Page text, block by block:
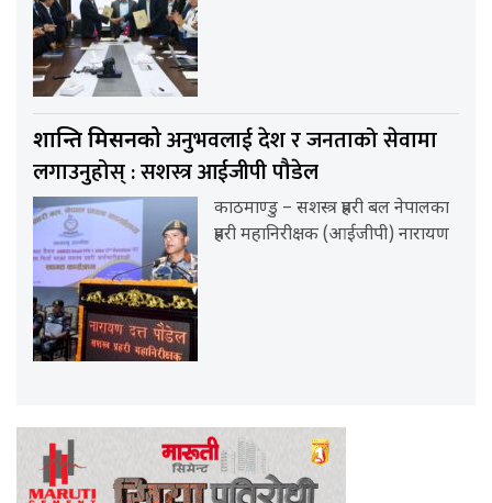
शान्ति मिसनकोअनुभवलाई देश र जनताको सेवामा
लगाउनुहोस् : सशस्त्र आईजीपी पौडेल
काठमाण्डु – सशस्त्र प्रहरी बल नेपालका
प्रहरी महानिरीक्षक (आईजीपी) नारायण